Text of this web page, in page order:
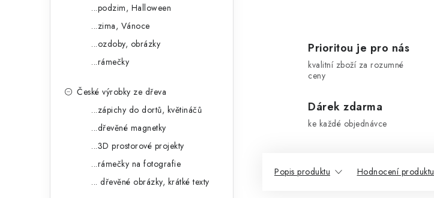
...podzim, Halloween
...zima, Vánoce
...ozdoby, obrázky
...rámečky
České výrobky ze dřeva
...zápichy do dortů, květináčů
...dřevěné magnetky
...3D prostorové projekty
...rámečky na fotografie
... dřevěné obrázky, krátké texty
Prioritou je pro nás
kvalitní zboží za rozumné
ceny
Dárek zdarma
ke každé objednávce
Popis produktu Hodnocení produktu